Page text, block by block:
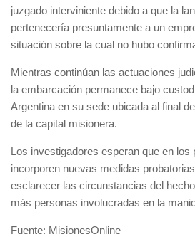
juzgado interviniente debido a que la
pertenecería presuntamente a un
situación sobre la cual no hubo
Mientras continúan las actuaciones
la embarcación permanece bajo
Argentina en su sede ubicada al final
de la capital misionera.
Los investigadores esperan que en
incorporen nuevas medidas
esclarecer las circunstancias del
más personas involucradas en la
Fuente: MisionesOnline